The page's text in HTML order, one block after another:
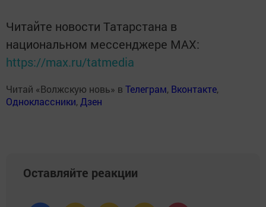
Читайте новости Татарстана в
национальном мессенджере MАХ:
https://max.ru/tatmedia
Читай «Волжскую новь» в Телеграм, Вконтакте,
Одноклассники, Дзен
Оставляйте реакции